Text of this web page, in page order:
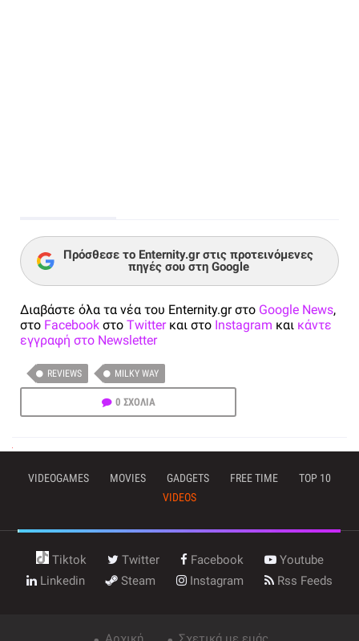
Πρόσθεσε το Enternity.gr στις προτεινόμενες
πηγές σου στη Google
Διαβάστε όλα τα νέα του Enternity.gr στο Google News,
στο Facebook στο Twitterκαι στο Instagram και κάντε
εγγραφή στο Newsletter
REVIEWS MILKY WAY
0 ΣΧΟΛΙΑ
VIDEOGAMES MOVIES GADGETS FREE TIME
TOP 10
VIDEOS
Tiktok Twitter Facebook
Youtube
Linkedin
Steam Instagram Rss Feeds